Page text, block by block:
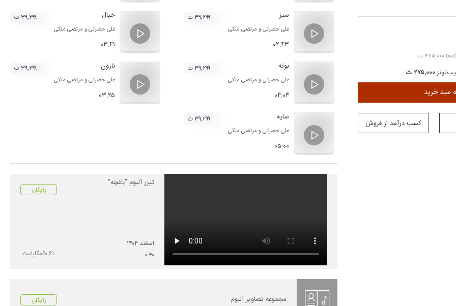
۴۷۵,۰۰۰ ت
۲۷۵,۰۰۰ ت
سبد خرید
کسب درآمد از فروش
سبز
علی حضرتیو مرتضی ملکی
۰۲:۴۳
۳۹,۲۹۹ ت خیال
علی حضرتیو مرتضی ملکی
۰۳:۴۱
۳۹,۲۹۹ ت
بوته
علی حضرتیو مرتضی ملکی
۰۴:۰۴
۳۹,۲۹۹ ت ناروَن
علی حضرتیو مرتضی ملکی
۰۳:۲۵
۳۹,۲۹۹ ت
سایه
علی حضرتیو مرتضی ملکی
۰۵:۰۰
۳۹,۲۹۹ ت
تیزر آلبوم "باغچه"
اسفند ۱۴۰۴
۰:۴۰
رایگان
۶۰.۶۱مگابایت
مجموعه تصاویر آلبوم رایگان